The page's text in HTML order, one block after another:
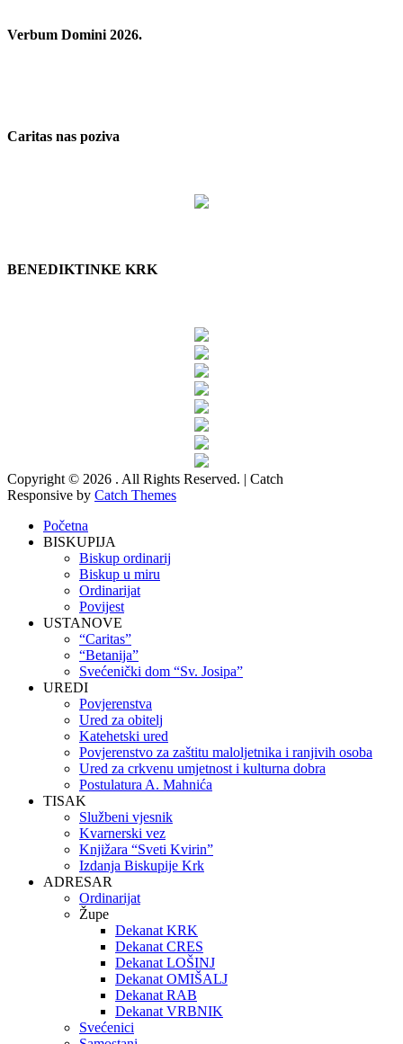
Verbum Domini 2026.
Caritas nas poziva
BENEDIKTINKE KRK
Copyright © 2026 . All Rights Reserved. | Catch
Responsive by Catch Themes
Početna
BISKUPIJA
Biskup ordinarij
Biskup u miru
Ordinarijat
Povijest
USTANOVE
“Caritas”
“Betanija”
Svećenički dom “Sv. Josipa”
UREDI
Povjerenstva
Ured za obitelj
Katehetski ured
Povjerenstvo za zaštitu maloljetnika i ranjivih osoba
Ured za crkvenu umjetnost i kulturna dobra
Postulatura A. Mahnića
TISAK
Službeni vjesnik
Kvarnerski vez
Knjižara “Sveti Kvirin”
Izdanja Biskupije Krk
ADRESAR
Ordinarijat
Župe
Dekanat KRK
Dekanat CRES
Dekanat LOŠINJ
Dekanat OMIŠALJ
Dekanat RAB
Dekanat VRBNIK
Svećenici